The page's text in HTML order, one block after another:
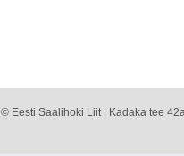
© Eesti Saalihoki Liit | Kadaka tee